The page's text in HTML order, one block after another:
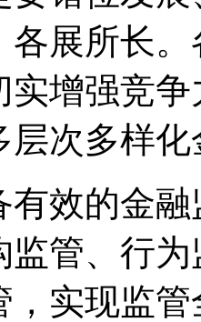
各展所长
实增强竞
层次多样
的金融
监管、行
，实现监